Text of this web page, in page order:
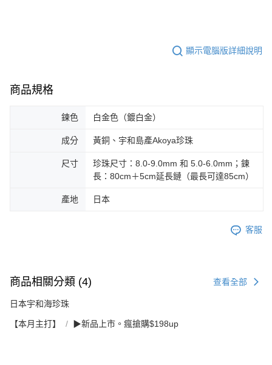
顯示電腦版詳細說明
商品規格
鍊色 白金色（鍍白金）
成分 黃銅、宇和島產Akoya珍珠
尺寸
珍珠尺寸：8.0-9.0mm 和 5.0-6.0mm；鍊
長：80cm＋5cm延長鏈（最長可達85cm）
產地 日本
客服
商品相關分類 (4) 查看全部
日本宇和海珍珠
【本月主打】 ▶新品上市。瘋搶購$198up